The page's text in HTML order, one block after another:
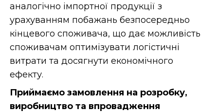
аналогічно імпортної продукції з
урахуванням побажань безпосередньо
кінцевого споживача, що дає можливість
споживачам оптимізувати логістичні
витрати та досягнути економічного
ефекту.
Приймаємо замовлення на розробку,
виробництво та впровадження